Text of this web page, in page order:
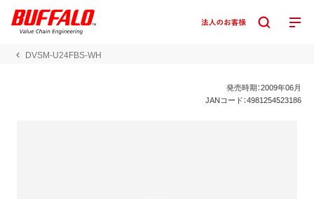
DVSM-U24FBS-WH
発売時期：2009年06月
JANコード：4981254523186